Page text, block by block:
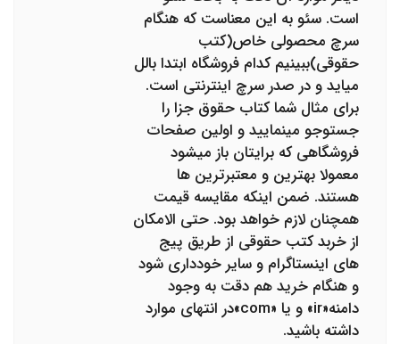
است. سئو به این معناست که هنگام
سرچ محصولی خاص(کتب
حقوقی)ببینیم کدام فروشگاه ابتدا بالل
میاید و در صدر سرچ اینترنتی است.
برای مثال شما کتاب حقوق جزا را
جستوجو مینمایید و اولین صفحات
فروشگاهی که برایتان باز میشود
معمولا بهترین و معتبرترین ها
هستند. ضمن اینکه مقایسه قیمت
همچنان لازم خواهد بود. حتی الامکان
از خربد کتب حقوقی از طریق پیج
های اینستاگرام و سایر خودداری شود
و هنگام خرید هم دقت به وجود
دامنه«ir» و یا «com»در انتهای موارد
داشته باشید.